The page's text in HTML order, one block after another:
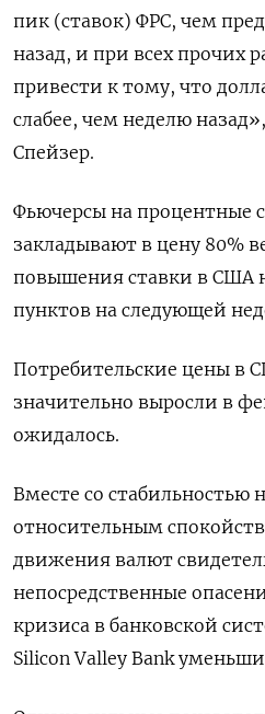
пик (ставок) ФРС, чем
назад, и при всех прочих
привести к тому, что
слабее, чем неделю
Спейзер.
Фьючерсы на процентные
закладывают в цену 80%
повышения ставки в США
пунктов на следующей
Потребительские цены в
значительно выросли в
ожидалось.
Вместе со стабильностью
относительным
движения валют
непосредственные
кризиса в банковской
Silicon Valley Bank